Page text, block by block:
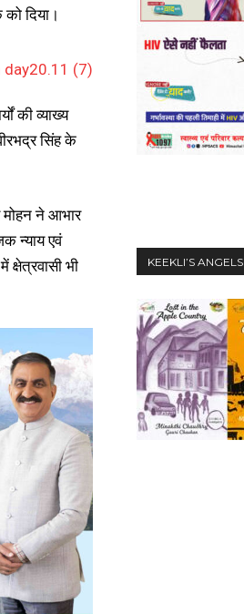
दिया।
की व्याख्य
सिंह के
मोहन ने आभार
न्याय एवं
भी
KEEKLI’S ANGELS